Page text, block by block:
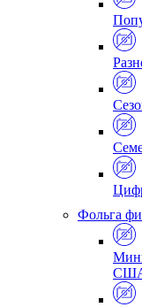
Фольга